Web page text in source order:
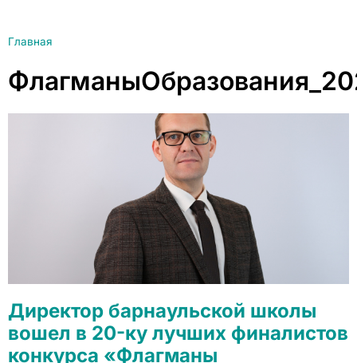
Главная
Директор барнаульской школы
вошел в 20-ку лучших финалистов
конкурса «Флагманы